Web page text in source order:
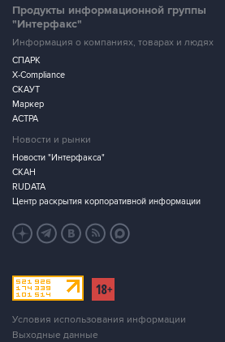
Продукты информационной группы
"Интерфакс"
Информация о компаниях, товарах и людях
СПАРК
X-Compliance
СКАУТ
Маркер
АСТРА
Новости и рынки
Новости "Интерфакса"
СКАН
RUDATA
Центр раскрытия корпоративной информации
Условия использования информации
Выходные данные